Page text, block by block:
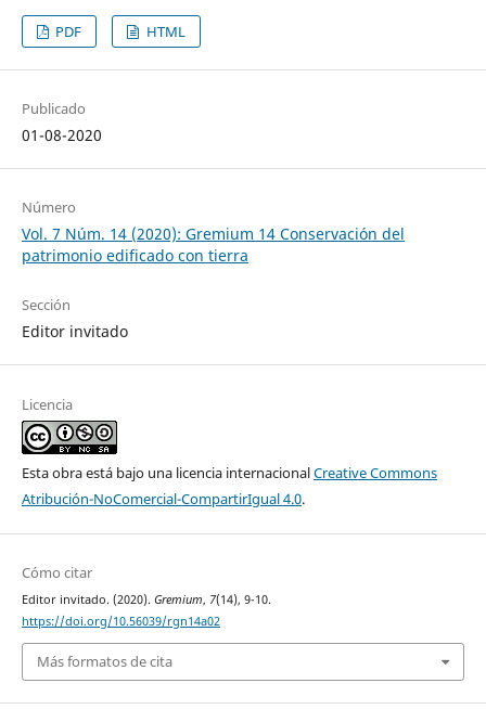
PDF HTML
Publicado
01-08-2020
Número
Vol. 7 Núm. 14 (2020): Gremium 14 Conservación del
patrimonio edificado con tierra
Sección
Editor invitado
Licencia
Esta obra está bajo una licencia internacionalCreative Commons
Atribución-NoComercial-CompartirIgual 4.0.
Cómo citar
Editor invitado. (2020). Gremium, 7(14), 9-10.
https://doi.org/10.56039/rgn14a02
Más formatos de cita